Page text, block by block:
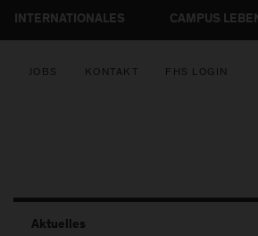
INTERNATIONALES CAMPUS
JOBS KONTAKT FHS LOGIN
Aktuelles